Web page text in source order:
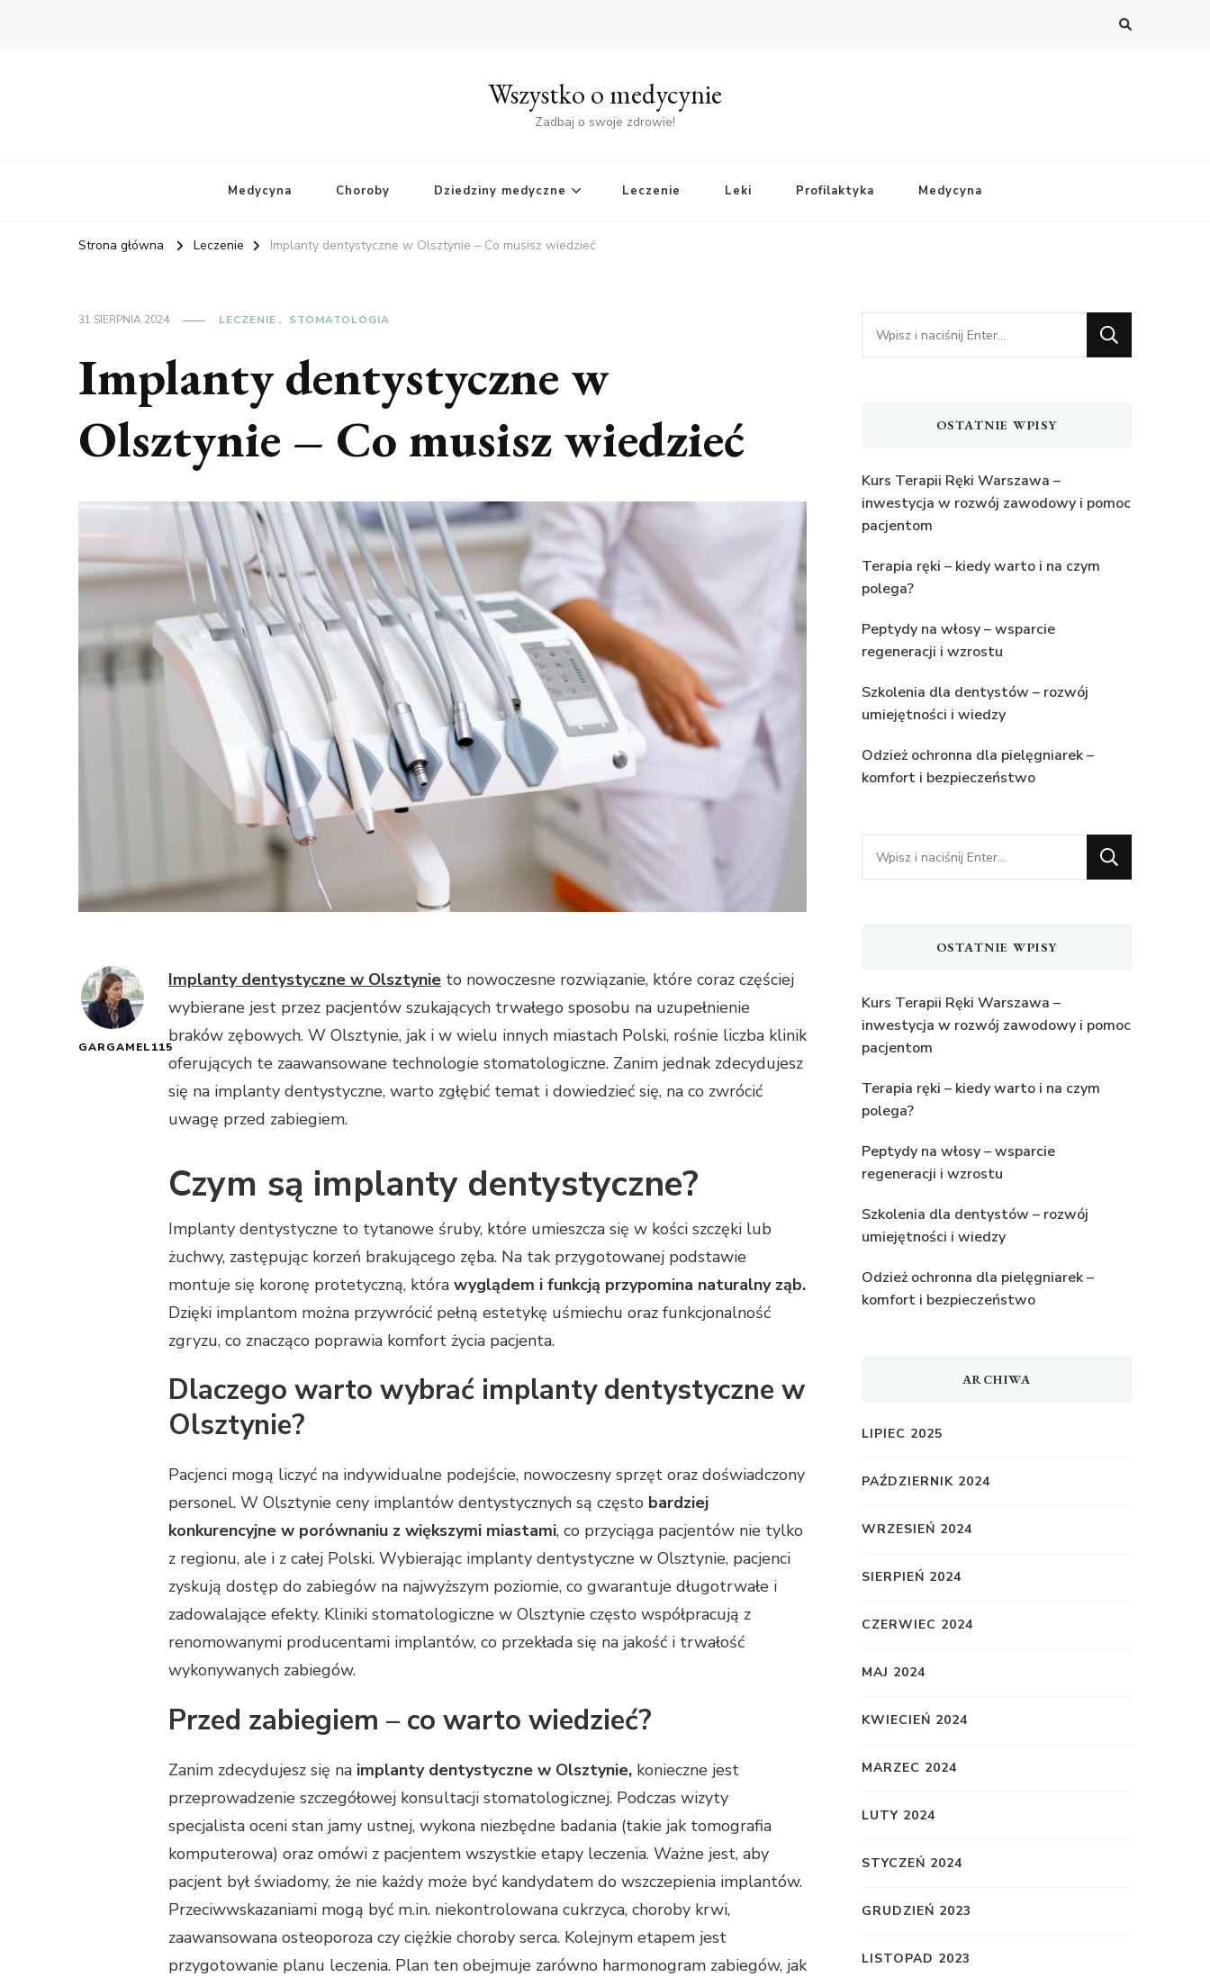
Wszystko o medycynie
Zadbaj o swoje zdrowie!
Medycyna Choroby Dziedziny medyczne Leczenie Leki Profilaktyka Medycyna
Strona główna Leczenie Implanty dentystyczne w Olsztynie – Co musisz wiedzieć
31 SIERPNIA 2024 LECZENIE STOMATOLOGIA
Implanty dentystyczne w
Olsztynie – Co musisz wiedzieć
GARGAMEL115
Implanty dentystyczne w Olsztynie to nowoczesne rozwiązanie, które coraz częściej
wybierane jest przez pacjentów szukających trwałego sposobu na uzupełnienie
braków zębowych. W Olsztynie, jak i w wielu innych miastach Polski, rośnie liczba klinik
oferujących te zaawansowane technologie stomatologiczne. Zanim jednak zdecydujesz
się na implanty dentystyczne, warto zgłębić temat i dowiedzieć się, na co zwrócić
uwagę przed zabiegiem.
Czym są implanty dentystyczne?
Implanty dentystyczne to tytanowe śruby, które umieszcza się w kości szczęki lub
żuchwy, zastępując korzeń brakującego zęba. Na tak przygotowanej podstawie
montuje się koronę protetyczną, która wyglądem i funkcją przypomina naturalny ząb.
Dzięki implantom można przywrócić pełną estetykę uśmiechu oraz funkcjonalność
zgryzu, co znacząco poprawia komfort życia pacjenta.
Dlaczego warto wybrać implanty dentystyczne w
Olsztynie?
Pacjenci mogą liczyć na indywidualne podejście, nowoczesny sprzęt oraz doświadczony
personel. W Olsztynie ceny implantów dentystycznych są często bardziej
konkurencyjne w porównaniu z większymi miastami, co przyciąga pacjentów nie tylko
z regionu, ale i z całej Polski. Wybierając implanty dentystyczne w Olsztynie, pacjenci
zyskują dostęp do zabiegów na najwyższym poziomie, co gwarantuje długotrwałe i
zadowalające efekty. Kliniki stomatologiczne w Olsztynie często współpracują z
renomowanymi producentami implantów, co przekłada się na jakość i trwałość
wykonywanych zabiegów.
Przed zabiegiem – co warto wiedzieć?
Zanim zdecydujesz się na implanty dentystyczne w Olsztynie, konieczne jest
przeprowadzenie szczegółowej konsultacji stomatologicznej. Podczas wizyty
specjalista oceni stan jamy ustnej, wykona niezbędne badania (takie jak tomografia
komputerowa) oraz omówi z pacjentem wszystkie etapy leczenia. Ważne jest, aby
pacjent był świadomy, że nie każdy może być kandydatem do wszczepienia implantów.
Przeciwwskazaniami mogą być m.in. niekontrolowana cukrzyca, choroby krwi,
zaawansowana osteoporoza czy ciężkie choroby serca. Kolejnym etapem jest
przygotowanie planu leczenia. Plan ten obejmuje zarówno harmonogram zabiegów, jak
Szukasz
czegoś?
OSTATNIE WPISY
Kurs Terapii Ręki Warszawa –
inwestycja w rozwój zawodowy i pomoc
pacjentom
Terapia ręki – kiedy warto i na czym
polega?
Peptydy na włosy – wsparcie
regeneracji i wzrostu
Szkolenia dla dentystów – rozwój
umiejętności i wiedzy
Odzież ochronna dla pielęgniarek –
komfort i bezpieczeństwo
Szukasz
czegoś?
OSTATNIE WPISY
Kurs Terapii Ręki Warszawa –
inwestycja w rozwój zawodowy i pomoc
pacjentom
Terapia ręki – kiedy warto i na czym
polega?
Peptydy na włosy – wsparcie
regeneracji i wzrostu
Szkolenia dla dentystów – rozwój
umiejętności i wiedzy
Odzież ochronna dla pielęgniarek –
komfort i bezpieczeństwo
ARCHIWA
LIPIEC 2025
PAŹDZIERNIK 2024
WRZESIEŃ 2024
SIERPIEŃ 2024
CZERWIEC 2024
MAJ 2024
KWIECIEŃ 2024
MARZEC 2024
LUTY 2024
STYCZEŃ 2024
GRUDZIEŃ 2023
LISTOPAD 2023